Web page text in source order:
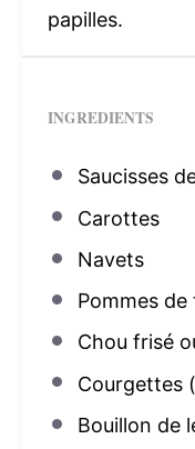
papilles.
INGREDIENTS
Saucisses
Carottes
Navets
Pommes de
Chou frisé
Courgettes
Bouillon de